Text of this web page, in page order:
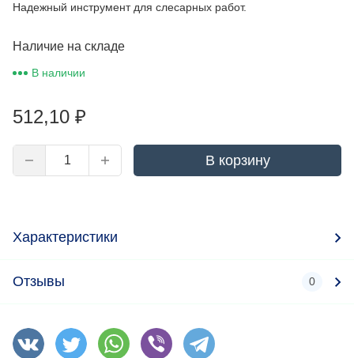
Надежный инструмент для слесарных работ.
Наличие на складе
В наличии
512,10 ₽
В корзину
Характеристики
Отзывы 0